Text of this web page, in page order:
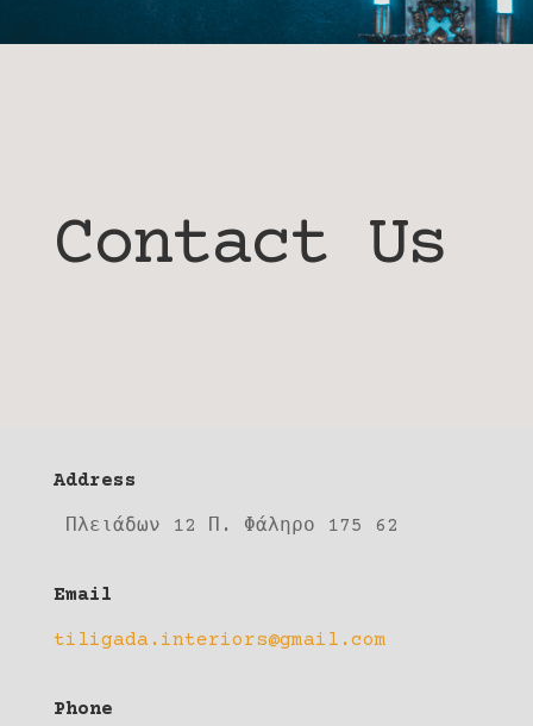
Contact Us
Address
Πλειάδων 12 Π. Φάληρο 175 62
Email
tiligada.interiors@gmail.com
Phone